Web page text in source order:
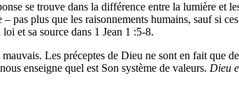
se trouve dans la différence entre la lumière et
pas plus que les raisonnements humains, sauf si
et sa source dans 1 Jean 1 :5-8.
Les préceptes de Dieu ne sont en fait que
enseigne quel est Son système de valeurs. Dieu